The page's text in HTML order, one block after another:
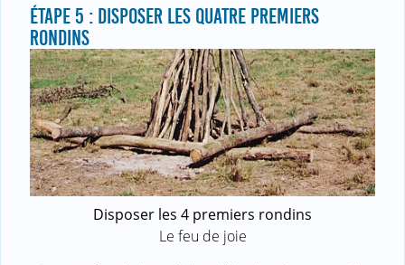
ÉTAPE 5 : DISPOSER LES QUATRE PREMIERS
RONDINS
Disposer les 4 premiers rondins
Le feu de joie